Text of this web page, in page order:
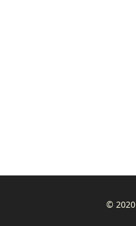
© 2020